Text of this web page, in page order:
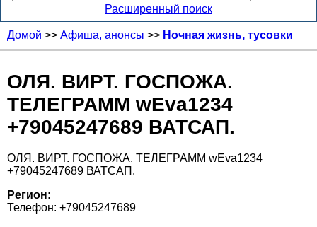
Расширенный поиск
Домой >> Афиша, анонсы >> Ночная жизнь, тусовки
ОЛЯ. ВИРТ. ГОСПОЖА.
ТЕЛЕГРАММ wEva1234
+79045247689 ВАТСАП.
ОЛЯ. ВИРТ. ГОСПОЖА. ТЕЛЕГРАММ wEva1234
+79045247689 ВАТСАП.
Регион:
Телефон: +79045247689